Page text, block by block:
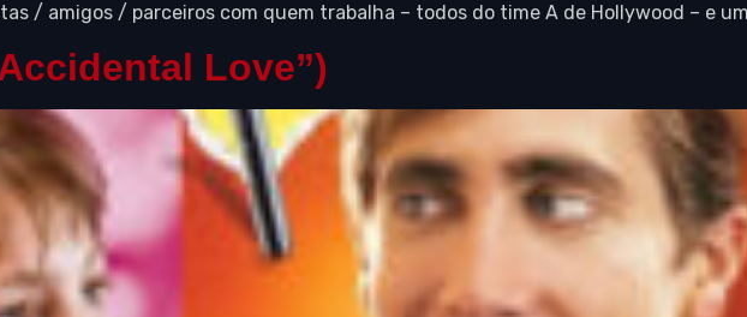
/ amigos / parceiros com quem trabalha – todos do time A de Hollywood – e
Love”)